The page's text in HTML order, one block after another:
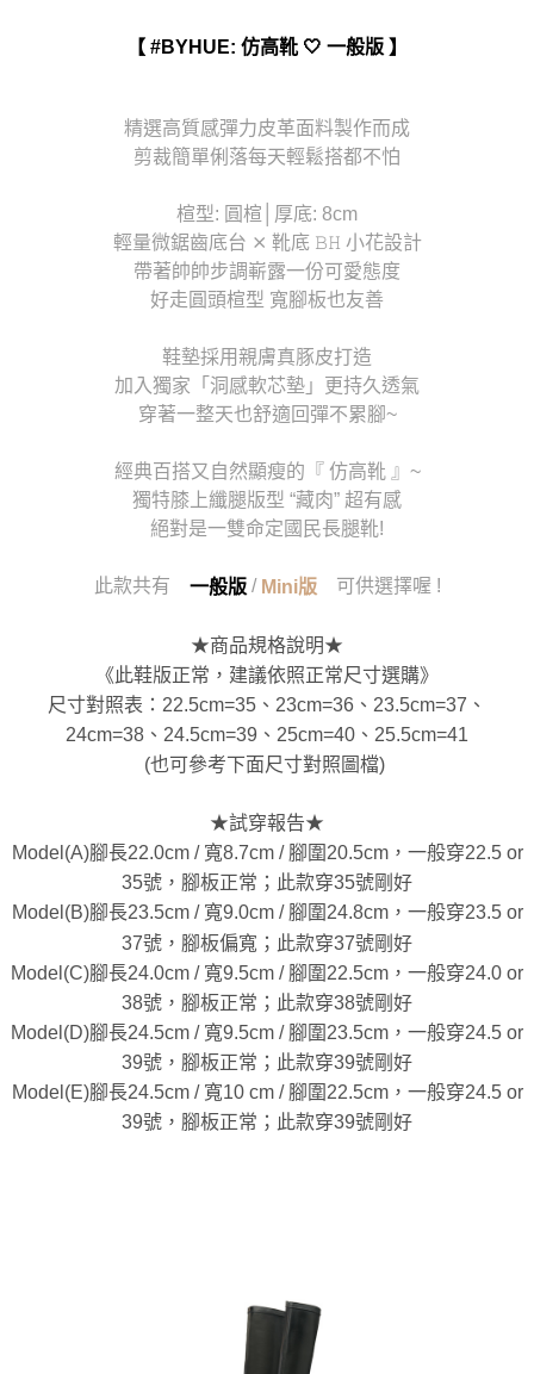
【 #BYHUE: 仿高靴 🤍 一般版 】
精選高質感彈力皮革面料製作而成
剪裁簡單俐落每天輕鬆搭都不怕
楦型: 圓楦│厚底: 8cm
輕量微鋸齒底台 ⨯ 靴底 𝙱𝙷 小花設計
帶著帥帥步調嶄露一份可愛態度
好走圓頭楦型 寬腳板也友善
鞋墊採用親膚真豚皮打造
加入獨家「洞感軟芯墊」更持久透氣
穿著一整天也舒適回彈不累腳~
經典百搭又自然顯瘦的『 仿高靴 』~
獨特膝上纖腿版型 “藏肉” 超有感
絕對是一雙命定國民長腿靴!
此款共有 一般版/ Mini版可供選擇喔 !
★商品規格說明★
《此鞋版正常，建議依照正常尺寸選購》
尺寸對照表：22.5cm=35、23cm=36、23.5cm=37、
24cm=38、24.5cm=39、25cm=40、25.5cm=41
(也可參考下面尺寸對照圖檔)
★試穿報告★
Model(A)腳長22.0cm / 寬8.7cm / 腳圍20.5cm，一般穿22.5 or
35號，腳板正常；此款穿35號剛好
Model(B)腳長23.5cm / 寬9.0cm / 腳圍24.8cm，一般穿23.5 or
37號，腳板偏寬；此款穿37號剛好
Model(C)腳長24.0cm / 寬9.5cm / 腳圍22.5cm，一般穿24.0 or
38號，腳板正常；此款穿38號剛好
Model(D)腳長24.5cm / 寬9.5cm / 腳圍23.5cm，一般穿24.5 or
39號，腳板正常；此款穿39號剛好
Model(E)腳長24.5cm / 寬10 cm / 腳圍22.5cm，一般穿24.5 or
39號，腳板正常；此款穿39號剛好